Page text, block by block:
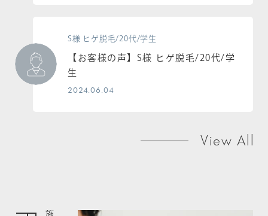
S様 ヒゲ脱毛/20代/学生
【お客様の声】S様 ヒゲ脱毛/20代/学
生
2024.06.04
View All